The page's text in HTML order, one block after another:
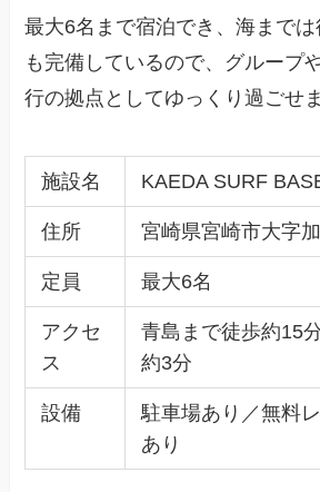
最大6名まで宿泊でき、海まで
も完備しているので、グループ
行の拠点としてゆっくり過ごせま
施設名 KAEDA SURF
住所 宮崎県宮崎市大字
定員 最大6名
アクセ
ス
青島まで徒歩約15
約3分
設備
駐車場あり／無料
あり